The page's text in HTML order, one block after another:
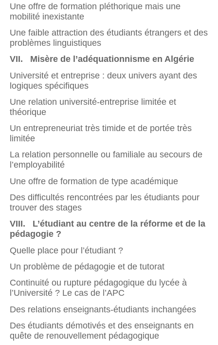
Une offre de formation pléthorique mais une
mobilité inexistante
Une faible attraction des étudiants étrangers et des
problèmes linguistiques
VII. Misère de l’adéquationnisme en Algérie
Université et entreprise : deux univers ayant des
logiques spécifiques
Une relation université-entreprise limitée et
théorique
Un entrepreneuriat très timide et de portée très
limitée
La relation personnelle ou familiale au secours de
l’employabilité
Une offre de formation de type académique
Des difficultés rencontrées par les étudiants pour
trouver des stages
VIII. L’étudiant au centre de la réforme et de la
pédagogie ?
Quelle place pour l’étudiant ?
Un problème de pédagogie et de tutorat
Continuité ou rupture pédagogique du lycée à
l’Université ? Le cas de l’APC
Des relations enseignants-étudiants inchangées
Des étudiants démotivés et des enseignants en
quête de renouvellement pédagogique